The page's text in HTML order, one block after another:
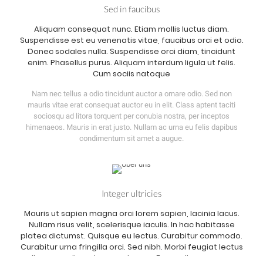
Sed in faucibus
Aliquam consequat nunc. Etiam mollis luctus diam.
Suspendisse est eu venenatis vitae, faucibus orci et odio.
Donec sodales nulla. Suspendisse orci diam, tincidunt
enim. Phasellus purus. Aliquam interdum ligula ut felis.
Cum sociis natoque
Nam nec tellus a odio tincidunt auctor a ornare odio. Sed non
mauris vitae erat consequat auctor eu in elit. Class aptent taciti
sociosqu ad litora torquent per conubia nostra, per inceptos
himenaeos. Mauris in erat justo. Nullam ac urna eu felis dapibus
condimentum sit amet a augue.
Integer ultricies
Mauris ut sapien magna orci lorem sapien, lacinia lacus.
Nullam risus velit, scelerisque iaculis. In hac habitasse
platea dictumst. Quisque eu lectus. Curabitur commodo.
Curabitur urna fringilla orci. Sed nibh. Morbi feugiat lectus